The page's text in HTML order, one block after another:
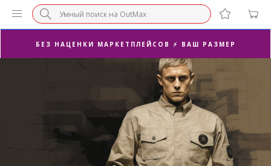
СУПЕРАКЦИЯ 🔥 2-Я ПАРА -50%
БЕЗ НАЦЕНКИ МАРКЕТПЛЕЙСОВ ⚡ ВАШ РАЗМЕР
3-Я ПАРА В ПОДАРОК 🎁
ПОСЛЕДНИЕ РАЗМЕРЫ ОТ 1500₽⚡️
СУПЕРАКЦИЯ 🔥 2-Я ПАРА -50%